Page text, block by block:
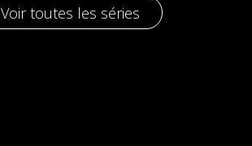
Voir toutes les séries